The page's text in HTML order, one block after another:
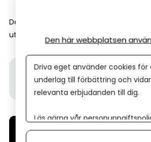
Det gör att Almi ofta kan finansiera
utvecklingen än vad banker gör.
Tips från Almi:I den här videon får
Almilån fungerar.
Den här webbplatsen
Driva eget använder cookies
underlag till förbättring och
relevanta erbjudanden till dig.
Läs gärna vår
Om du vill ändra ditt val i